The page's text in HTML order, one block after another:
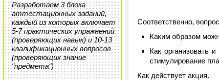
Разработаем 3 блока
аттестационных заданий,
каждый из которых включает
5-7 практических упражнений
(проверяющих навык) и 10-13
квалификационных вопросов
(проверяющих знание
"предмета")
Соответственно,
Каким образом
Как организовать
стимулирование
Как действует акция.